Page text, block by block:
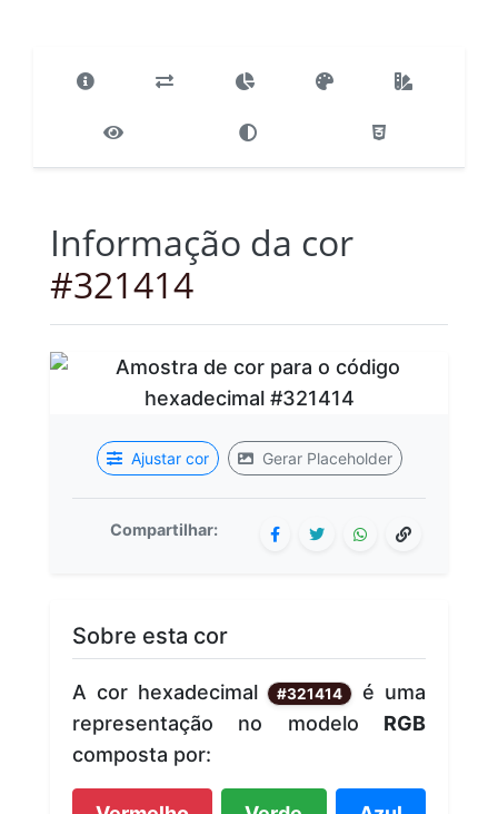
Informação da cor
#321414
Ajustar cor Gerar Placeholder
Compartilhar:
Sobre esta cor
A cor hexadecimal #321414
é uma
representação no modelo RGB
composta por: